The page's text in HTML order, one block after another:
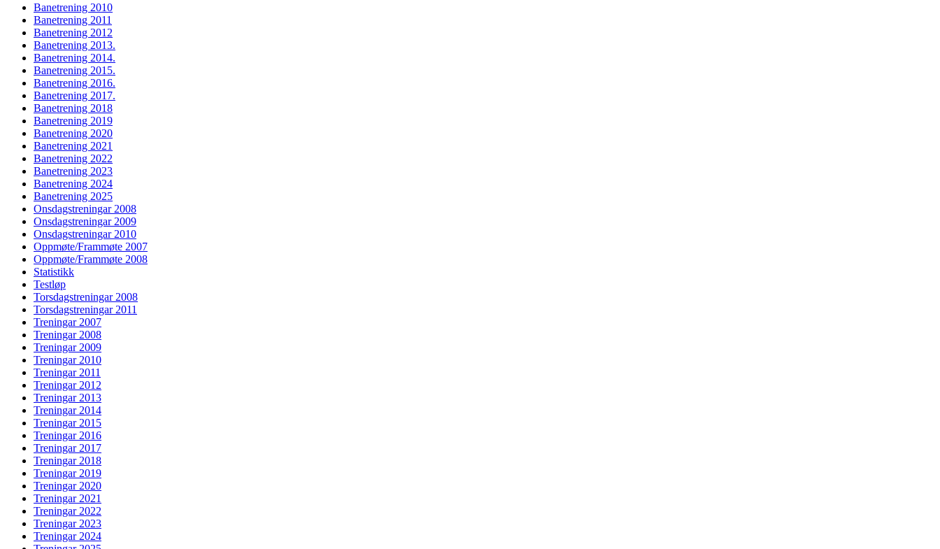
Banetrening 2010
Banetrening 2011
Banetrening 2012
Banetrening 2013.
Banetrening 2014.
Banetrening 2015.
Banetrening 2016.
Banetrening 2017.
Banetrening 2018
Banetrening 2019
Banetrening 2020
Banetrening 2021
Banetrening 2022
Banetrening 2023
Banetrening 2024
Banetrening 2025
Onsdagstreningar 2008
Onsdagstreningar 2009
Onsdagstreningar 2010
Oppmøte/Frammøte 2007
Oppmøte/Frammøte 2008
Statistikk
Testløp
Torsdagstreningar 2008
Torsdagstreningar 2011
Treningar 2007
Treningar 2008
Treningar 2009
Treningar 2010
Treningar 2011
Treningar 2012
Treningar 2013
Treningar 2014
Treningar 2015
Treningar 2016
Treningar 2017
Treningar 2018
Treningar 2019
Treningar 2020
Treningar 2021
Treningar 2022
Treningar 2023
Treningar 2024